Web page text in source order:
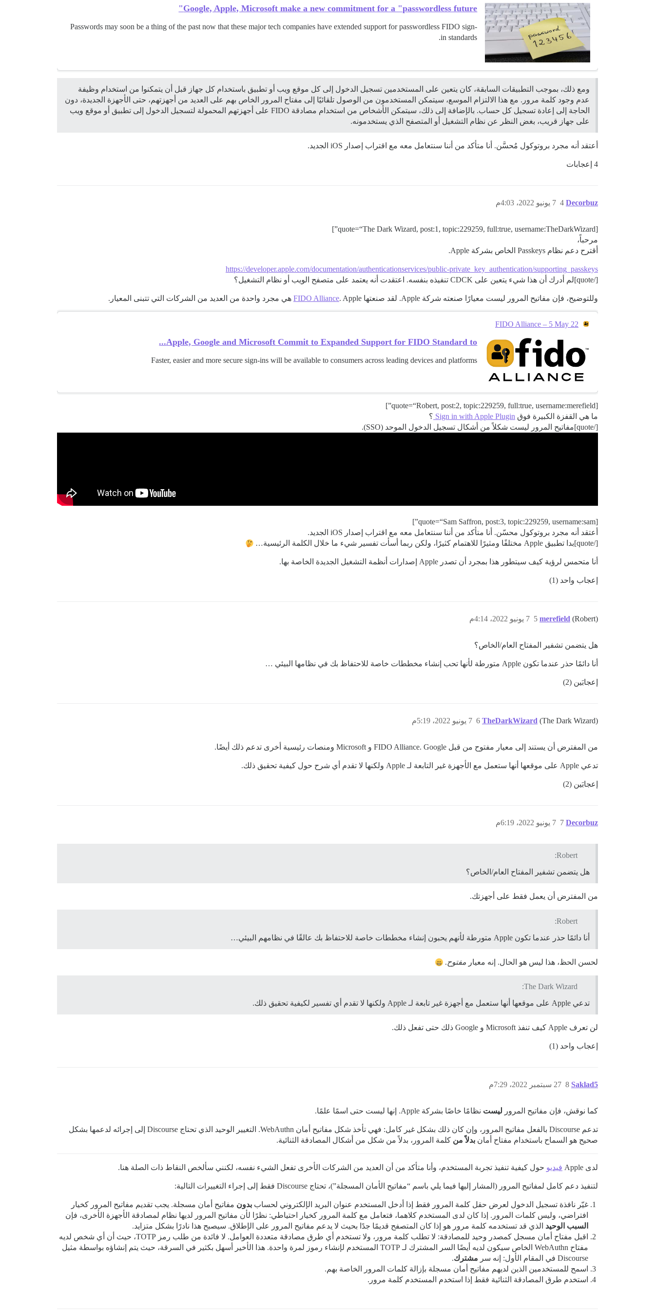
Google, Apple, Microsoft make a new commitment for a "passwordless future"
Passwords may soon be a thing of the past now that these major tech companies have extended support for passwordless FIDO sign-
in standards.
ومع ذلك، بموجب التطبيقات السابقة، كان يتعين على المستخدمين تسجيل الدخول إلى كل موقع ويب أو تطبيق باستخدام كل جهاز قبل أن يتمكنوا من استخدام وظيفة
عدم وجود كلمة مرور. مع هذا الالتزام الموسع، سيتمكن المستخدمون من الوصول تلقائيًا إلى مفتاح المرور الخاص بهم على العديد من أجهزتهم، حتى الأجهزة الجديدة، دون
الحاجة إلى إعادة تسجيل كل حساب. بالإضافة إلى ذلك، سيتمكن الأشخاص من استخدام مصادقة FIDO على أجهزتهم المحمولة لتسجيل الدخول إلى تطبيق أو موقع ويب
على جهاز قريب، بغض النظر عن نظام التشغيل أو المتصفح الذي يستخدمونه.
أعتقد أنه مجرد بروتوكول مُحسَّن. أنا متأكد من أننا سنتعامل معه مع اقتراب إصدار iOS الجديد.
4 إعجابات
Decorbuz 7 يونيو 2022، 4:03م 4
[quote=“The Dark Wizard, post:1, topic:229259, full:true, username:TheDarkWizard”]
مرحباً،
أقترح دعم نظام Passkeys الخاص بشركة Apple.
https://developer.apple.com/documentation/authenticationservices/public-private_key_authentication/supporting_passkeys
[/quote]لم أدرك أن هذا شيء يتعين على CDCK تنفيذه بنفسه. اعتقدت أنه يعتمد على متصفح الويب أو نظام التشغيل؟
وللتوضيح، فإن مفاتيح المرور ليست معيارًا صنعته شركة Apple. لقد صنعتها FIDO Alliance. Apple هي مجرد واحدة من العديد من الشركات التي تتبنى المعيار.
FIDO Alliance – 5 May 22
Apple, Google and Microsoft Commit to Expanded Support for FIDO Standard to...
Faster, easier and more secure sign-ins will be available to consumers across leading devices and platforms
[quote=“Robert, post:2, topic:229259, full:true, username:merefield”]
ما هي القفزة الكبيرة فوق Sign in with Apple Plugin ؟
[/quote]مفاتيح المرور ليست شكلاً من أشكال تسجيل الدخول الموحد (SSO).
[quote=“Sam Saffron, post:3, topic:229259, username:sam”]
أعتقد أنه مجرد بروتوكول محسّن. أنا متأكد من أننا سنتعامل معه مع اقتراب إصدار iOS الجديد.
[/quote]بدا تطبيق Apple مختلفًا ومثيرًا للاهتمام كثيرًا، ولكن ربما أسأت تفسير شيء ما خلال الكلمة الرئيسية…
أنا متحمس لرؤية كيف سيتطور هذا بمجرد أن تصدر Apple إصدارات أنظمة التشغيل الجديدة الخاصة بها.
إعجاب واحد (1)
merefield (Robert) 7 يونيو 2022، 4:14م 5
هل يتضمن تشفير المفتاح العام/الخاص؟
أنا دائمًا حذر عندما تكون Apple متورطة لأنها تحب إنشاء مخططات خاصة للاحتفاظ بك في نظامها البيئي …
إعجابَين (2)
TheDarkWizard (The Dark Wizard) 7 يونيو 2022، 5:19م 6
من المفترض أن يستند إلى معيار مفتوح من قبل FIDO Alliance. Google و Microsoft ومنصات رئيسية أخرى تدعم ذلك أيضًا.
تدعي Apple على موقعها أنها ستعمل مع الأجهزة غير التابعة لـ Apple ولكنها لا تقدم أي شرح حول كيفية تحقيق ذلك.
إعجابَين (2)
Decorbuz 7 يونيو 2022، 6:19م 7
Robert:
هل يتضمن تشفير المفتاح العام/الخاص؟
من المفترض أن يعمل فقط على أجهزتك.
Robert:
أنا دائمًا حذر عندما تكون Apple متورطة لأنهم يحبون إنشاء مخططات خاصة للاحتفاظ بك عالقًا في نظامهم البيئي…
لحسن الحظ، هذا ليس هو الحال. إنه معيار مفتوح.
The Dark Wizard:
تدعي Apple على موقعها أنها ستعمل مع أجهزة غير تابعة لـ Apple ولكنها لا تقدم أي تفسير لكيفية تحقيق ذلك.
لن تعرف Apple كيف تنفذ Microsoft و Google ذلك حتى تفعل ذلك.
إعجاب واحد (1)
Saklad5 27 سبتمبر 2022، 7:29م 8
كما نوقش، فإن مفاتيح المرور ليست نظامًا خاصًا بشركة Apple. إنها ليست حتى اسمًا علمًا.
تدعم Discourse بالفعل مفاتيح المرور، وإن كان ذلك بشكل غير كامل: فهي تأخذ شكل مفاتيح أمان WebAuthn. التغيير الوحيد الذي تحتاج Discourse إلى إجرائه لدعمها بشكل
صحيح هو السماح باستخدام مفتاح أمان بدلاً من كلمة المرور، بدلاً من شكل من أشكال المصادقة الثنائية.
لدى Apple فيديو حول كيفية تنفيذ تجربة المستخدم، وأنا متأكد من أن العديد من الشركات الأخرى تفعل الشيء نفسه، لكنني سألخص النقاط ذات الصلة هنا.
لتنفيذ دعم كامل لمفاتيح المرور (المشار إليها فيما يلي باسم “مفاتيح الأمان المسجلة”)، تحتاج Discourse فقط إلى إجراء التغييرات التالية:
غيّر نافذة تسجيل الدخول لعرض حقل كلمة المرور فقط إذا أدخل المستخدم عنوان البريد الإلكتروني لحساب بدون مفاتيح أمان مسجلة. يجب تقديم مفاتيح المرور كخيار
افتراضي، وليس كلمات المرور. إذا كان لدى المستخدم كلاهما، فتعامل مع كلمة المرور كخيار احتياطي: نظرًا لأن مفاتيح المرور لديها نظام لمصادقة الأجهزة الأخرى، فإن
السبب الوحيد الذي قد تستخدمه كلمة مرور هو إذا كان المتصفح قديمًا جدًا بحيث لا يدعم مفاتيح المرور على الإطلاق. سيصبح هذا نادرًا بشكل متزايد.
اقبل مفتاح أمان مسجل كمصدر وحيد للمصادقة: لا تطلب كلمة مرور، ولا تستخدم أي طرق مصادقة متعددة العوامل. لا فائدة من طلب رمز TOTP، حيث أن أي شخص لديه
مفتاح WebAuthn الخاص سيكون لديه أيضًا السر المشترك لـ TOTP المستخدم لإنشاء رموز لمرة واحدة. هذا الأخير أسهل بكثير في السرقة، حيث يتم إنشاؤه بواسطة مثيل
Discourse في المقام الأول: إنه سر
مشترك.
اسمح للمستخدمين الذين لديهم مفاتيح أمان مسجلة بإزالة كلمات المرور الخاصة بهم.
استخدم طرق المصادقة الثنائية فقط إذا استخدم المستخدم كلمة مرور.